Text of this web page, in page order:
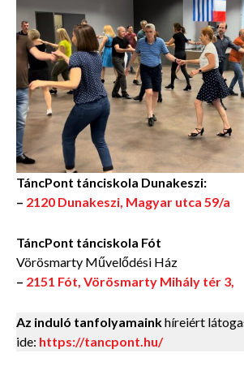
TáncPont tánciskola Dunakeszi:
– 2120 Dunakeszi, Magyar utca 59/a
TáncPont tánciskola Fót
Vörösmarty Művelődési Ház
– 2151 Fót, Vörösmarty Mihály tér 3,
Az induló tanfolyamainkhíreiért
ide: https://tancpont.hu/